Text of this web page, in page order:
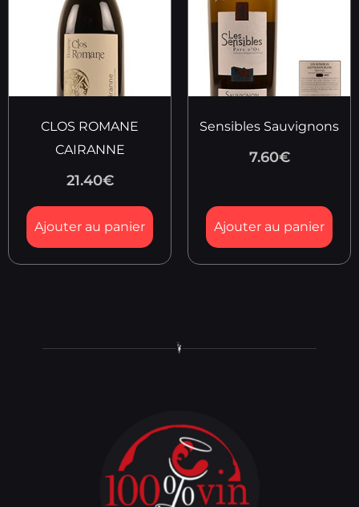
CLOS ROMANE
CAIRANNE
21.40€
Ajouter au panier
Sensibles Sauvignons
7.60€
Ajouter au panier